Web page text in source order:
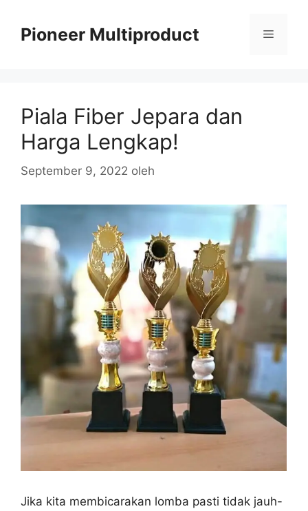
Pioneer Multiproduct Menu
Piala Fiber Jepara dan
Harga Lengkap!
September 9, 2022 oleh
Jika kita membicarakan lomba pasti tidak jauh-